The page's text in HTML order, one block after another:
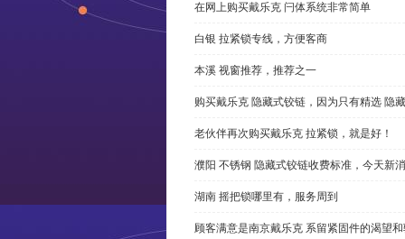
在网上购买戴乐克 闩体系统非常简单
白银 拉紧锁专线，方便客商
本溪 视窗推荐，推荐之一
购买戴乐克 隐藏式铰链，因为只有精选 隐
老伙伴再次购买戴乐克 拉紧锁，就是好！
濮阳 不锈钢 隐藏式铰链收费标准，今天新
湖南 摇把锁哪里有，服务周到
顾客满意是南京戴乐克 系留紧固件的渴望